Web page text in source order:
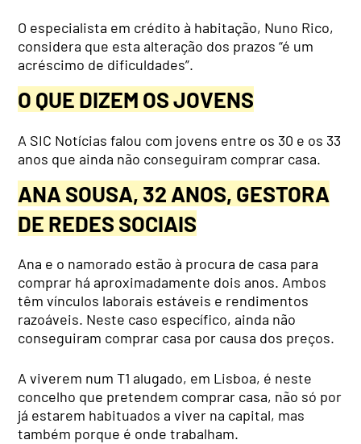
O especialista em crédito à habitação, Nuno Rico,
considera que esta alteração dos prazos “é um
acréscimo de dificuldades”.
O QUE DIZEM OS JOVENS
A SIC Notícias falou com jovens entre os 30 e os 33
anos que ainda não conseguiram comprar casa.
ANA SOUSA, 32 ANOS, GESTORA
DE REDES SOCIAIS
Ana e o namorado estão à procura de casa para
comprar há aproximadamente dois anos. Ambos
têm vínculos laborais estáveis e rendimentos
razoáveis. Neste caso específico, ainda não
conseguiram comprar casa por causa dos preços.
A viverem num T1 alugado, em Lisboa, é neste
concelho que pretendem comprar casa, não só por
já estarem habituados a viver na capital, mas
também porque é onde trabalham.